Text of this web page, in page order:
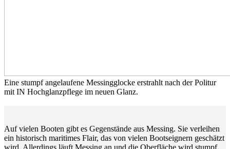
Eine stumpf angelaufene Messingglocke erstrahlt nach der Politur
mit IN Hochglanzpflege im neuen Glanz.
Auf vielen Booten gibt es Gegenstände aus Messing. Sie verleihen
ein historisch maritimes Flair, das von vielen Bootseignern geschätzt